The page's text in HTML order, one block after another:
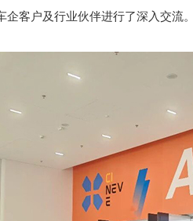
客户及行业伙伴进行了深入交流。